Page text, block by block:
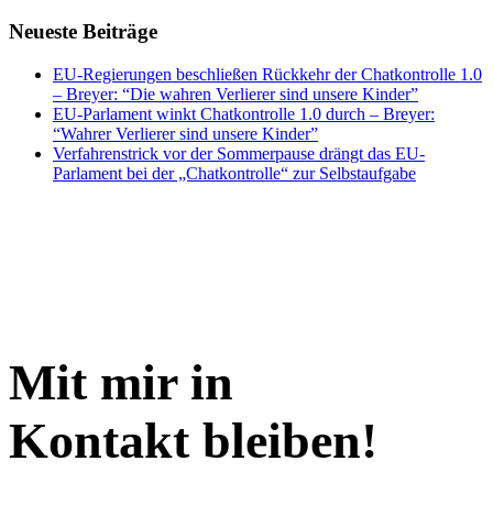
Neueste Beiträge
EU-Regierungen beschließen Rückkehr der Chatkontrolle 1.0
– Breyer: “Die wahren Verlierer sind unsere Kinder”
EU-Parlament winkt Chatkontrolle 1.0 durch – Breyer:
“Wahrer Verlierer sind unsere Kinder”
Verfahrenstrick vor der Sommerpause drängt das EU-
Parlament bei der „Chatkontrolle“ zur Selbstaufgabe
Mit mir in
Kontakt bleiben!